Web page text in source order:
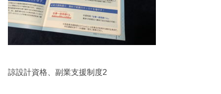
諒設計資格、副業支援制度2